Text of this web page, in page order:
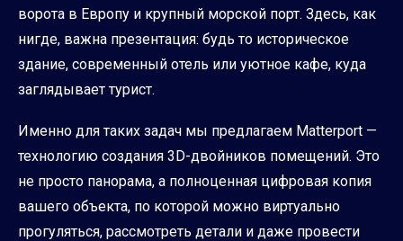
ворота в Европу и крупный морской порт. Здесь, как
нигде, важна презентация: будь то историческое
здание, современный отель или уютное кафе, куда
заглядывает турист.
Именно для таких задач мы предлагаем Matterport —
технологию создания 3D-двойников помещений. Это
не просто панорама, а полноценная цифровая копия
вашего объекта, по которой можно виртуально
прогуляться, рассмотреть детали и даже провести